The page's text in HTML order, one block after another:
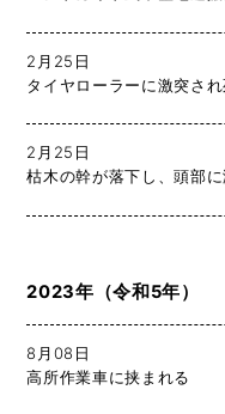
2月25日
タイヤローラーに激突さ
2月25日
枯木の幹が落下し、頭部
2023年（令和5年）
8月08日
高所作業車に挟まれる